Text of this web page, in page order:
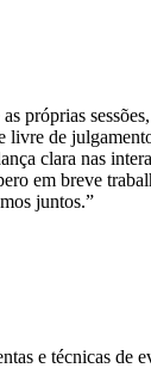
próprias
livre de
clara nas
em breve
juntos.”
e técnicas de